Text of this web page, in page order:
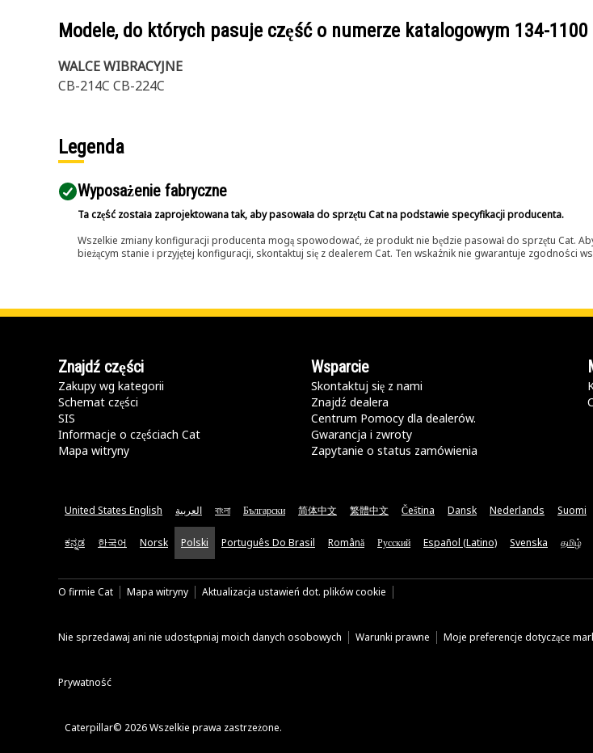
Modele, do których pasuje część o numerze katalogowym 134-1100
WALCE WIBRACYJNE
CB-214C CB-224C
Legenda
Wyposażenie fabryczne
Ta część została zaprojektowana tak, aby pasowała do sprzętu Cat na podstawie specyfikacji producenta.
Wszelkie zmiany konfiguracji producenta mogą spowodować, że produkt nie będzie pasował do sprzętu Cat.
bieżącym stanie i przyjętej konfiguracji, skontaktuj się z dealerem Cat. Ten wskaźnik nie gwarantuje zgodności
Znajdź części
Zakupy wg kategorii
Schemat części
SIS
Informacje o częściach Cat
Mapa witryny
Wsparcie
Skontaktuj się z nami
Znajdź dealera
Centrum Pomocy dla dealerów.
Gwarancja i zwroty
Zapytanie o status zamówienia
United States English العربية বাংলা Български 简体中文 繁體中文 Čeština Dansk Nederlands Suomi
ಕನ್ನಡ 한국어 Norsk Polski Português Do Brasil Română Русский Español (Latino) Svenska தமிழ்
O firmie Cat Mapa witryny Aktualizacja ustawień dot. plików cookie
Nie sprzedawaj ani nie udostępniaj moich danych osobowych Warunki prawne Moje preferencje dotyczące
Prywatność
Caterpillar© 2026 Wszelkie prawa zastrzeżone.